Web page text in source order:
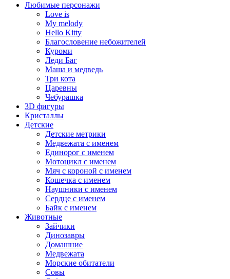
Любимые персонажи
Love is
My melody
Hello Kitty
Благословение небожителей
Куроми
Леди Баг
Маша и медведь
Три кота
Царевны
Чебурашка
3D фигуры
Кристаллы
Детские
Детские метрики
Медвежата с именем
Единорог с именем
Мотоцикл с именем
Мяч с короной с именем
Кошечка с именем
Наушники с именем
Сердце с именем
Байк с именем
Животные
Зайчики
Динозавры
Домашние
Медвежата
Морские обитатели
Совы